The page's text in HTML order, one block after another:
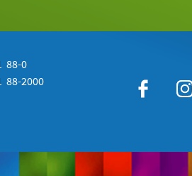
88-0
88-2000